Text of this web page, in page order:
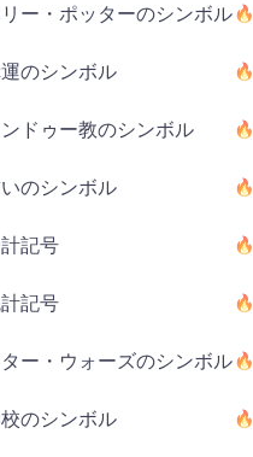
ー・ポッターのシンボル
のシンボル
ンドゥー教のシンボル
のシンボル
記号
記号
ー・ウォーズのシンボル
のシンボル